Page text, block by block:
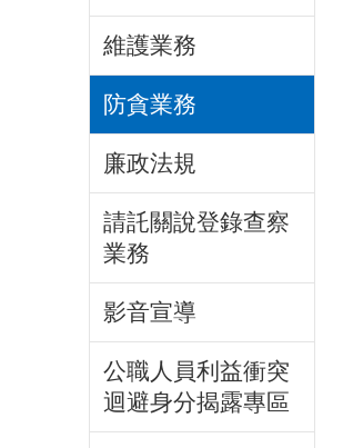
維護業務
防貪業務
廉政法規
請託關說登錄查察
業務
影音宣導
公職人員利益衝突
迴避身分揭露專區